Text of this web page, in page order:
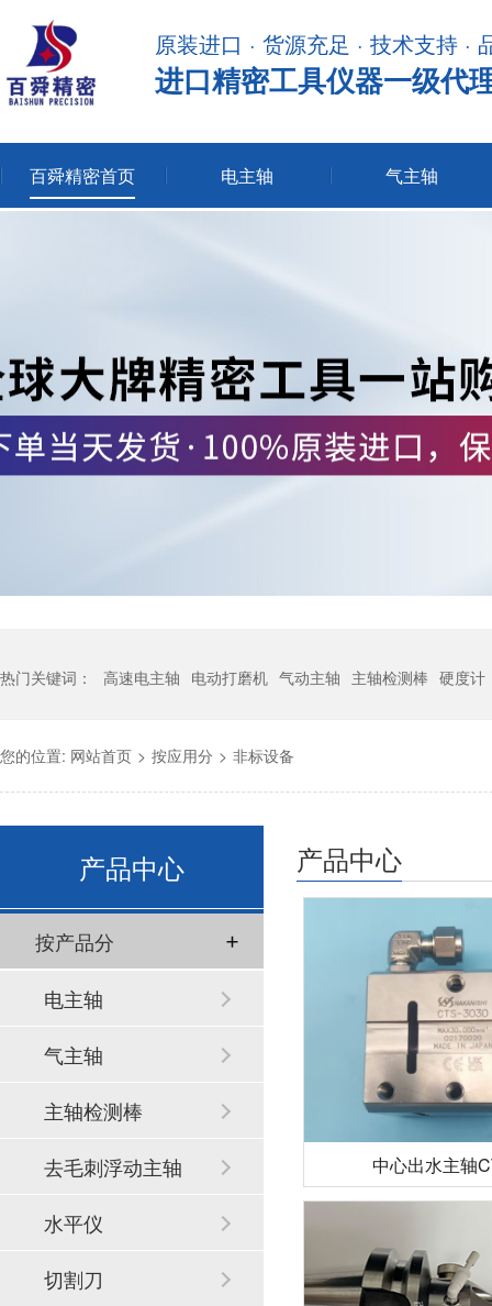
原装进口 · 货源充足 · 技术支持 ·
进口精密工具仪器一级代
百舜精密首页 电主轴 气主轴
热门关键词： 高速电主轴 电动打磨机 气动主轴 主轴检测棒 硬度计
您的位置: 网站首页 > 按应用分 > 非标设备
产品中心
中心出水主轴
产品中心
按产品分
电主轴
气主轴
主轴检测棒
去毛刺浮动主轴
水平仪
切割刀